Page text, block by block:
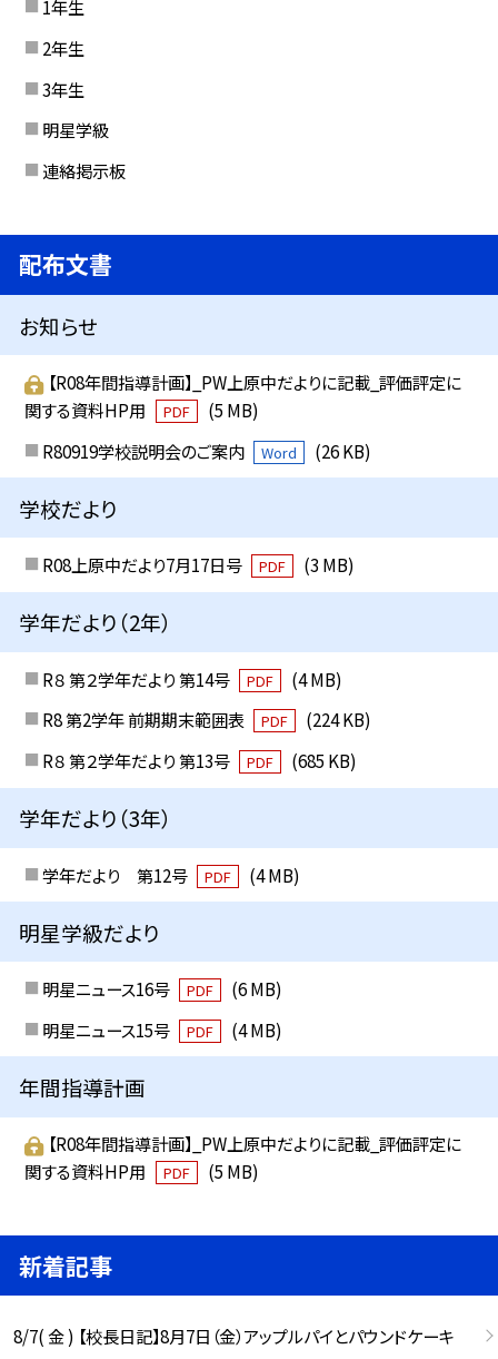
1年生
2年生
3年生
明星学級
連絡掲示板
配布文書
お知らせ
【R08年間指導計画】_PW上原中だよりに記載_評価評定に
関する資料HP用
PDF
(5 MB)
R80919学校説明会のご案内
Word (26 KB)
学校だより
R08上原中だより7月17日号 PDF (3 MB)
学年だより（2年）
R８ 第２学年だより 第14号 PDF
(4 MB)
R8 第2学年 前期期末範囲表
PDF
(224 KB)
R８ 第２学年だより 第13号
PDF (685 KB)
学年だより（3年）
学年だより 第12号 PDF (4 MB)
明星学級だより
明星ニュース16号 PDF
(6 MB)
明星ニュース15号
PDF (4 MB)
年間指導計画
【R08年間指導計画】_PW上原中だよりに記載_評価評定に
関する資料HP用
PDF (5 MB)
新着記事
8/7( 金 ) 【校長日記】8月7日（金）アップルパイとパウンドケーキ